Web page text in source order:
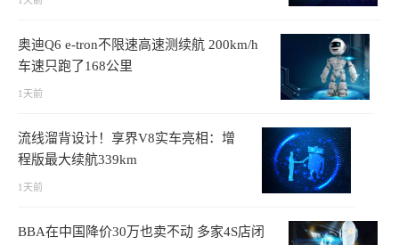
奥迪Q6 e-tron不限速高速测续航 200km/h
车速只跑了168公里
1天前
流线溜背设计！享界V8实车亮相：增
程版最大续航339km
1天前
BBA在中国降价30万也卖不动 多家4S店闭